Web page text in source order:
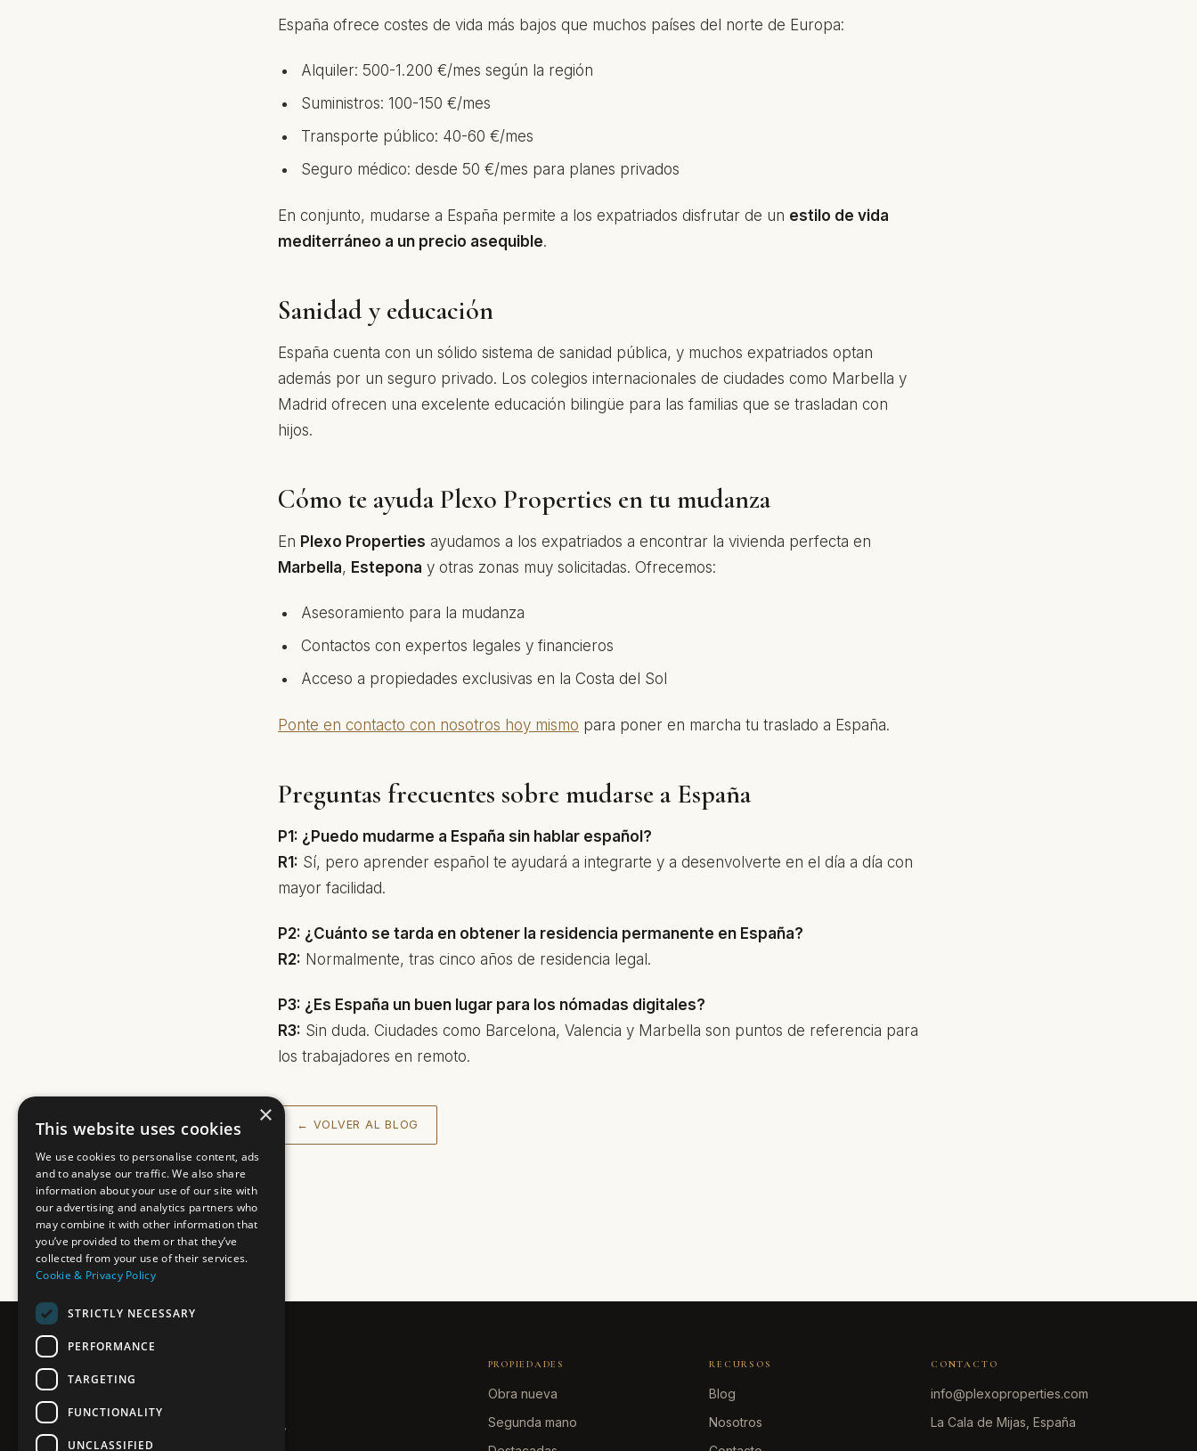
España ofrece costes de vida más bajos que muchos países del norte de Europa:
Alquiler: 500-1.200 €/mes según la región
Suministros: 100-150 €/mes
Transporte público: 40-60 €/mes
Seguro médico: desde 50 €/mes para planes privados
En conjunto, mudarse a España permite a los expatriados disfrutar de un estilo de vida
mediterráneo a un precio asequible.
Sanidad y educación
España cuenta con un sólido sistema de sanidad pública, y muchos expatriados optan
además por un seguro privado. Los colegios internacionales de ciudades como Marbella y
Madrid ofrecen una excelente educación bilingüe para las familias que se trasladan con
hijos.
Cómo te ayuda Plexo Properties en tu mudanza
En Plexo Properties ayudamos a los expatriados a encontrar la vivienda perfecta en
Marbella, Estepona y otras zonas muy solicitadas. Ofrecemos:
Asesoramiento para la mudanza
Contactos con expertos legales y financieros
Acceso a propiedades exclusivas en la Costa del Sol
Ponte en contacto con nosotros hoy mismo para poner en marcha tu traslado a España.
Preguntas frecuentes sobre mudarse a España
P1: ¿Puedo mudarme a España sin hablar español?
R1: Sí, pero aprender español te ayudará a integrarte y a desenvolverte en el día a día con
mayor facilidad.
P2: ¿Cuánto se tarda en obtener la residencia permanente en España?
R2: Normalmente, tras cinco años de residencia legal.
P3: ¿Es España un buen lugar para los nómadas digitales?
R3: Sin duda. Ciudades como Barcelona, Valencia y Marbella son puntos de referencia para
los trabajadores en remoto.
← VOLVER AL BLOG
PROPERTIES · COSTA DEL SOL
Agencia inmobiliaria boutique en la
Costa del Sol. Villas, apartamentos y
PROPIEDADES
Obra nueva
Segunda mano
RECURSOS
Blog
Nosotros
CONTACTO
info@plexoproperties.com
La Cala de Mijas, España
×
This website uses cookies
We use cookies to personalise content, ads
and to analyse our traffic. We also share
information about your use of our site with
our advertising and analytics partners who
may combine it with other information that
you’ve provided to them or that they’ve
collected from your use of their services.
Cookie & Privacy Policy
STRICTLY NECESSARY
PERFORMANCE
TARGETING
FUNCTIONALITY
UNCLASSIFIED